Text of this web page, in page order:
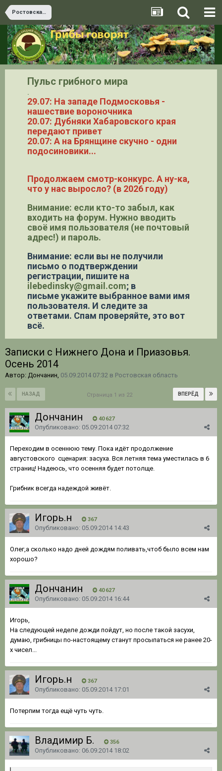
Ростовская область
Пульс грибного мира
.
29.07: На западе Подмосковья -
нашествие вороночника
20.07: Дубняки Хабаровского края
передают привет
20.07: А на Брянщине скучно - одни
подосиновики...
Продолжаем смотр-конкурс. А ну-ка,
что у нас выросло? (в 2026 году)
Внимание: если кто-то забыл, как
входить на форум. Нужно вводить
своё имя пользователя (не почтовый
адрес!) и пароль.
Внимание: если вы не получили
письмо о подтверждении
регистрации, пишите на
ilebedinsky@gmail.com; в
письме укажите выбранное вами имя
пользователя. И следите за
ответами. Спам проверяйте, это вот
всё.
Записки с Нижнего Дона и Приазовья.
Осень 2014
Автор: Дончанин, 05.09.2014 07:32 в Ростовская область
НАЗАД ВПЕРЁД
Страница 1 из 22
Дончанин 40 627
Опубликовано: 05.09.2014 07:32
Переходим в осеннюю тему. Пока идёт продолжение
августовского сценария: засуха. Вся летняя тема уместилась в 6
страниц! Надеюсь, что осенняя будет потолще.
Грибник всегда надеждой живёт.
Игорь.н 367
Опубликовано: 05.09.2014 14:43
Олег,а сколько надо дней дождям поливать,чтоб было всем нам
хорошо?
Дончанин 40 627
Опубликовано: 05.09.2014 16:44
Игорь,
На следующей неделе дожди пойдут, но после такой засухи,
думаю, грибницы по-настоящему станут просыпаться не ранее 20-
х чисел...
Игорь.н 367
Опубликовано: 05.09.2014 17:01
Потерпим тогда ещё чуть чуть.
Владимир Б. 356
Опубликовано: 06.09.2014 18:02